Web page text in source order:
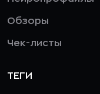
Обзоры
Чек-листы
ТЕГИ